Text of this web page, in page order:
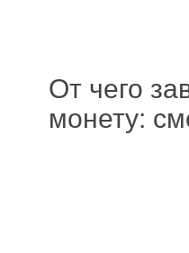
От чего
монету: